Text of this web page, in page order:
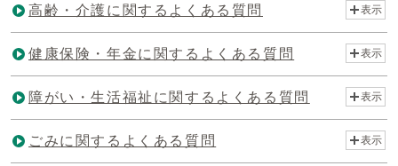
高齢・介護に関するよくある質問 表示
健康保険・年金に関するよくある質問 表示
障がい・生活福祉に関するよくある質問 表示
ごみに関するよくある質問 表示